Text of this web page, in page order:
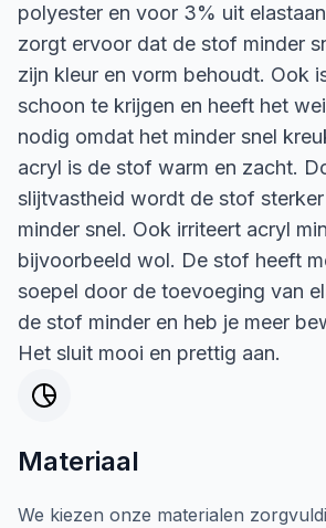
polyester en voor 3% uit
zorgt ervoor dat de stof minder
zijn kleur en vorm behoudt. Ook
schoon te krijgen en heeft het
nodig omdat het minder snel
acryl is de stof warm en zacht.
slijtvastheid wordt de stof
minder snel. Ook irriteert acryl
bijvoorbeeld wol. De stof heeft
soepel door de toevoeging van
de stof minder en heb je meer
Het sluit mooi en prettig aan.
Materiaal
We kiezen onze materialen